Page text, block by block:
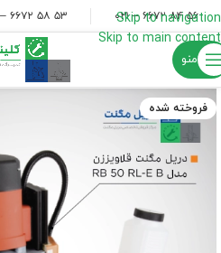
Skip to navigation
Skip to main content
۵۶ ۸۴ ۶۶۷۲ – ۰۲۱ ۵۳ ۵۸ ۶۶۷۲ – ۰۲۱
منو
فروخته شده